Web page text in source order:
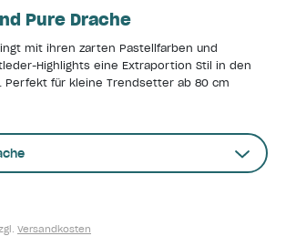
Pure Drache
mit ihren zarten Pastellfarben und
Highlights eine Extraportion Stil in den
Perfekt für kleine Trendsetter ab 80 cm
Versandkosten